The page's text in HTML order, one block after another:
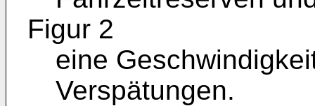
Figur 2
eine
Verspätungen.